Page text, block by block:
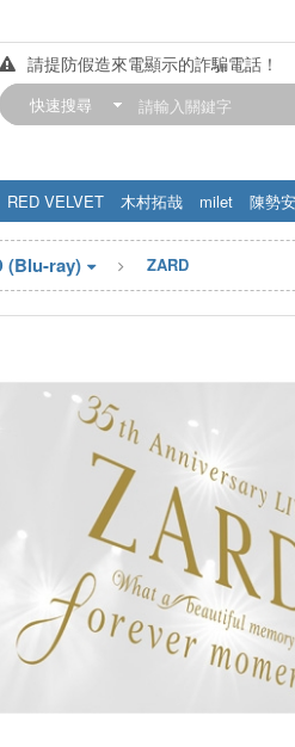
佳佳唱片
請提防假造來電顯示的詐騙電話！
【中華門市營業時間調整公告】
快速搜尋
RED VELVET 木村拓哉 milet
陳勢安
(Blu-ray) ZARD